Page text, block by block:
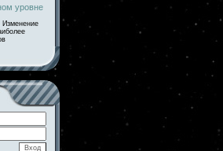
уровне
Изменение